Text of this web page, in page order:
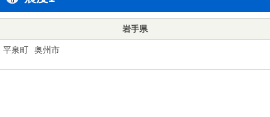
岩手県
平泉町 奥州市